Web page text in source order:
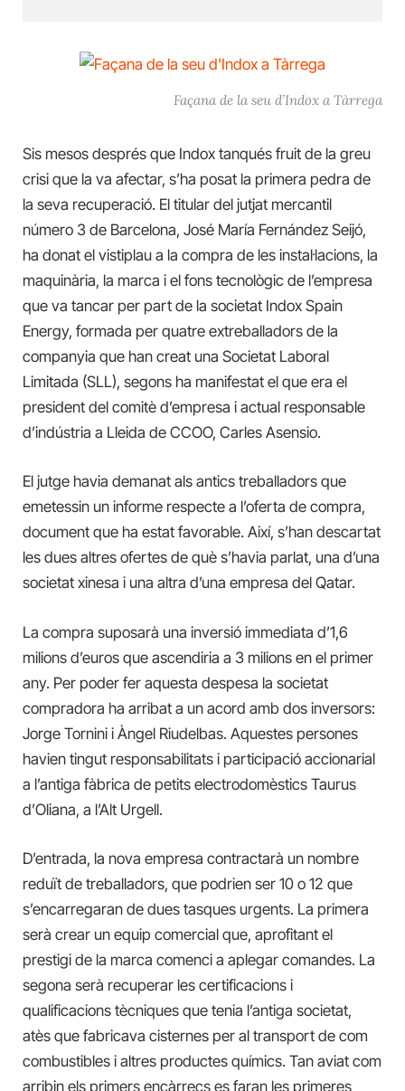
Façana de la seu d’Indox a Tàrrega
Sis mesos després que Indox tanqués fruit de la greu
crisi que la va afectar, s’ha posat la primera pedra de
la seva recuperació. El titular del jutjat mercantil
número 3 de Barcelona, José María Fernández Seijó,
ha donat el vistiplau a la compra de les instal·lacions, la
maquinària, la marca i el fons tecnològic de l’empresa
que va tancar per part de la societat Indox Spain
Energy, formada per quatre extreballadors de la
companyia que han creat una Societat Laboral
Limitada (SLL), segons ha manifestat el que era el
president del comitè d’empresa i actual responsable
d’indústria a Lleida de CCOO, Carles Asensio.
El jutge havia demanat als antics treballadors que
emetessin un informe respecte a l’oferta de compra,
document que ha estat favorable. Així, s’han descartat
les dues altres ofertes de què s’havia parlat, una d’una
societat xinesa i una altra d’una empresa del Qatar.
La compra suposarà una inversió immediata d’1,6
milions d’euros que ascendiria a 3 milions en el primer
any. Per poder fer aquesta despesa la societat
compradora ha arribat a un acord amb dos inversors:
Jorge Tornini i Àngel Riudelbas. Aquestes persones
havien tingut responsabilitats i participació accionarial
a l’antiga fàbrica de petits electrodomèstics Taurus
d’Oliana, a l’Alt Urgell.
D’entrada, la nova empresa contractarà un nombre
reduït de treballadors, que podrien ser 10 o 12 que
s’encarregaran de dues tasques urgents. La primera
serà crear un equip comercial que, aprofitant el
prestigi de la marca comenci a aplegar comandes. La
segona serà recuperar les certificacions i
qualificacions tècniques que tenia l’antiga societat,
atès que fabricava cisternes per al transport de com
combustibles i altres productes químics. Tan aviat com
arribin els primers encàrrecs es faran les primeres